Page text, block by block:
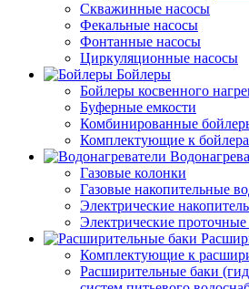
Скважинные насосы
Фекальные насосы
Фонтанные насосы
Циркуляционные насосы
Бойлеры
Бойлеры косвенного
Буферные емкости
Комбинированные
Комплектующие к
Газовые колонки
Газовые накопительные
Электрические
Электрические проточные
Комплектующие к
Расширительные баки